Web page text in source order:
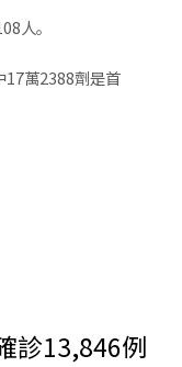
人。
17萬2388劑是首
診13,846例